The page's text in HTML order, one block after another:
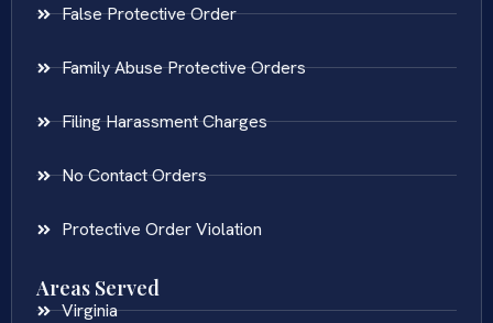
False Protective Order
Family Abuse Protective Orders
Filing Harassment Charges
No Contact Orders
Protective Order Violation
Areas Served
Virginia